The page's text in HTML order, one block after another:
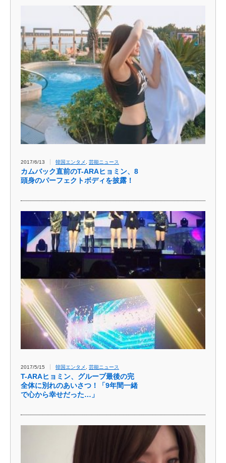
2017/6/13 韓国エンタメ 芸能ニュース
カムバック直前のT-ARAヒョミン、8
頭身のパーフェクトボディを披露！
2017/5/15 韓国エンタメ 芸能ニュース
T-ARAヒョミン、グループ最後の完
全体に別れのあいさつ！「9年間一緒
で心から幸せだった…」